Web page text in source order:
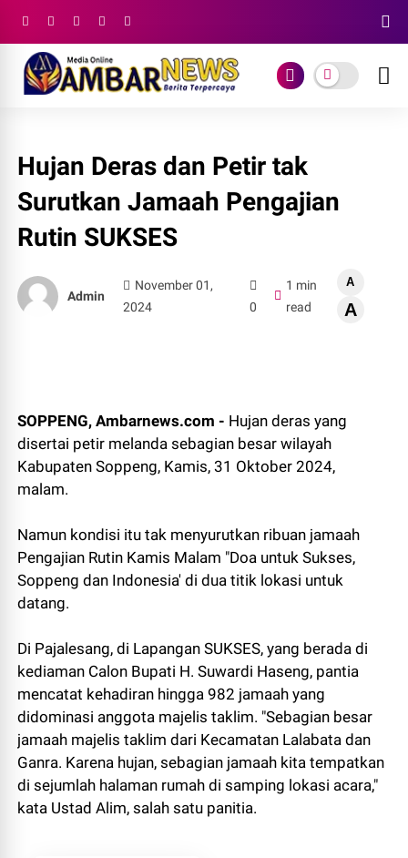
Hujan Deras dan Petir tak
Surutkan Jamaah Pengajian
Rutin SUKSES
Admin
November 01,
2024
0
1 min
read
A
A
SOPPENG, Ambarnews.com - Hujan deras yang
disertai petir melanda sebagian besar wilayah
Kabupaten Soppeng, Kamis, 31 Oktober 2024,
malam.
Namun kondisi itu tak menyurutkan ribuan jamaah
Pengajian Rutin Kamis Malam "Doa untuk Sukses,
Soppeng dan Indonesia' di dua titik lokasi untuk
datang.
Di Pajalesang, di Lapangan SUKSES, yang berada di
kediaman Calon Bupati H. Suwardi Haseng, pantia
mencatat kehadiran hingga 982 jamaah yang
didominasi anggota majelis taklim. "Sebagian besar
jamaah majelis taklim dari Kecamatan Lalabata dan
Ganra. Karena hujan, sebagian jamaah kita tempatkan
di sejumlah halaman rumah di samping lokasi acara,"
kata Ustad Alim, salah satu panitia.